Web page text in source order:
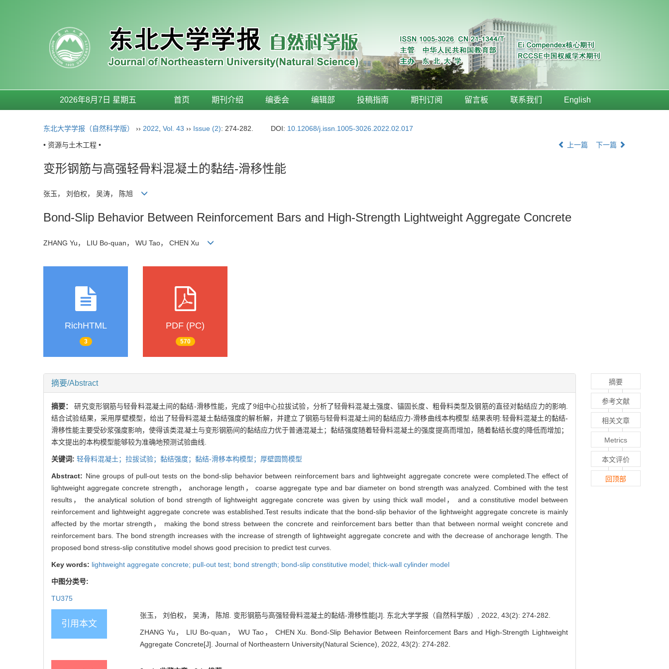
2026年8月7日 星期五 首页 期刊介绍 编委会 编辑部 投稿指南 期刊订阅 留言板 联系我们 English
东北大学学报（自然科学版） ›› 2022 Vol. 43 ›› Issue (2): 274-282. DOI: 10.12068/j.issn.1005-3026.2022.02.017
• 资源与土木工程 • 上一篇 下一篇
变形钢筋与高强轻骨料混凝土的黏结-滑移性能
张玉， 刘伯权， 吴涛， 陈旭
Bond-Slip Behavior Between Reinforcement Bars and High-Strength Lightweight Aggregate Concrete
ZHANG Yu， LIU Bo-quan， WU Tao， CHEN Xu
RichHTML
3
PDF (PC)
570
摘要/Abstract
摘要：研究变形钢筋与轻骨料混凝土间的黏结-滑移性能，完成了9组中心拉拔试验，分析了轻骨料混凝土强度、锚固长度、粗骨料类型及钢筋的直径对黏结应力的影响.
结合试验结果，采用厚壁模型，给出了轻骨料混凝土黏结强度的解析解，并建立了钢筋与轻骨料混凝土间的黏结应力-滑移曲线本构模型.结果表明:轻骨料混凝土的黏结-
滑移性能主要受砂浆强度影响，使得该类混凝土与变形钢筋间的黏结应力优于普通混凝土；黏结强度随着轻骨料混凝土的强度提高而增加，随着黏结长度的降低而增加；
本文提出的本构模型能够较为准确地预测试验曲线.
关键词: 轻骨料混凝土；拉拔试验；黏结强度；黏结-滑移本构模型；厚壁圆筒模型
Abstract: Nine groups of pull-out tests on the bond-slip behavior between reinforcement bars and lightweight aggregate concrete were completed.The effect of
lightweight aggregate concrete strength， anchorage length， coarse aggregate type and bar diameter on bond strength was analyzed. Combined with the test
results， the analytical solution of bond strength of lightweight aggregate concrete was given by using thick wall model， and a constitutive model between
reinforcement and lightweight aggregate concrete was established.Test results indicate that the bond-slip behavior of the lightweight aggregate concrete is mainly
affected by the mortar strength， making the bond stress between the concrete and reinforcement bars better than that between normal weight concrete and
reinforcement bars. The bond strength increases with the increase of strength of lightweight aggregate concrete and with the decrease of anchorage length. The
proposed bond stress-slip constitutive model shows good precision to predict test curves.
Key words: lightweight aggregate concrete; pull-out test; bond strength; bond-slip constitutive model; thick-wall cylinder model
中图分类号:
TU375
引用本文
张玉， 刘伯权， 吴涛， 陈旭. 变形钢筋与高强轻骨料混凝土的黏结-滑移性能[J]. 东北大学学报（自然科学版）, 2022, 43(2): 274-282.
ZHANG Yu， LIU Bo-quan， WU Tao， CHEN Xu. Bond-Slip Behavior Between Reinforcement Bars and High-Strength Lightweight
Aggregate Concrete[J]. Journal of Northeastern University(Natural Science), 2022, 43(2): 274-282.
摘要
参考文献
相关文章
Metrics
本文评价
回顶部